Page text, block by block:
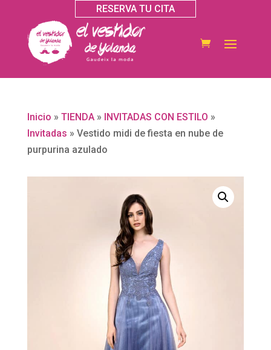
RESERVA TU CITA
Inicio » TIENDA» INVITADAS CON ESTILO »
Invitadas » Vestido midi de fiesta en nube de
purpurina azulado